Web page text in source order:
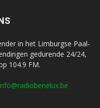
in het Limburgse Paal-
gedurende 24/24,
104.9 FM.